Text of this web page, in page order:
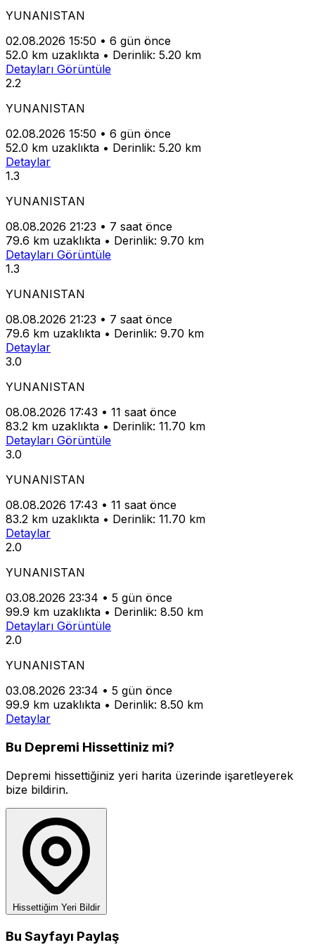
YUNANISTAN
02.08.2026 15:50 • 6 gün önce
52.0 km uzaklıkta • Derinlik: 5.20 km
Detayları Görüntüle
2.2
YUNANISTAN
02.08.2026 15:50 • 6 gün önce
52.0 km uzaklıkta • Derinlik: 5.20 km
Detaylar
1.3
YUNANISTAN
08.08.2026 21:23 • 7 saat önce
79.6 km uzaklıkta • Derinlik: 9.70 km
Detayları Görüntüle
1.3
YUNANISTAN
08.08.2026 21:23 • 7 saat önce
79.6 km uzaklıkta • Derinlik: 9.70 km
Detaylar
3.0
YUNANISTAN
08.08.2026 17:43 • 11 saat önce
83.2 km uzaklıkta • Derinlik: 11.70 km
Detayları Görüntüle
3.0
YUNANISTAN
08.08.2026 17:43 • 11 saat önce
83.2 km uzaklıkta • Derinlik: 11.70 km
Detaylar
2.0
YUNANISTAN
03.08.2026 23:34 • 5 gün önce
99.9 km uzaklıkta • Derinlik: 8.50 km
Detayları Görüntüle
2.0
YUNANISTAN
03.08.2026 23:34 • 5 gün önce
99.9 km uzaklıkta • Derinlik: 8.50 km
Detaylar
Bu Depremi Hissettiniz mi?
Depremi hissettiğiniz yeri harita üzerinde işaretleyerek
bize bildirin.
Hissettiğim Yeri Bildir
Bu Sayfayı Paylaş